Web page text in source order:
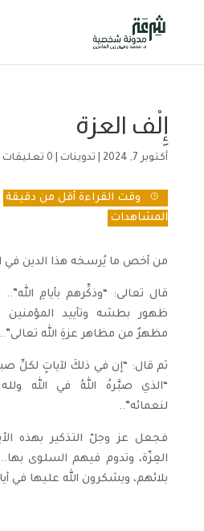
إِلْف العزة
أكتوبر 7, 2024 تدوينات| 0 تعليقات
وقت القراءةأقل من دقيقة
المشاهدات
من أخص ما يُرسخه هذا الدين في
قال تعالى: “وذكِّرهم بأيامِ
ظهور بطشه وتأييد
مظهرٌ من مظاهر عزةِ الله تعالى”..
ثم قال: “إن في ذلكَ لآياتٍ لكلِّ
“الذي صبَّرهُ اللهُ في الله
لنعمائه”..
فجعل عز وجلّ التذكير بهذه
العِزّة، وتدوم فيهم السلوى
بلائهم، ويشكرون الله عليها في